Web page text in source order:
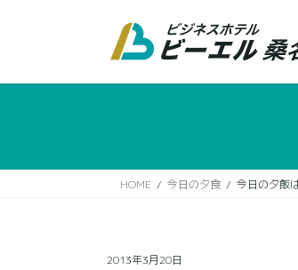
HOME 今日の夕食 今日の夕飯
2013年3月20日